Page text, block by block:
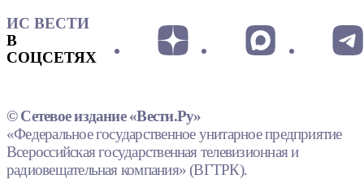
ИС ВЕСТИ
В
СОЦСЕТЯХ
© Сетевое издание «Вести.Ру»
«Федеральное государственное унитарное предприятие
Всероссийская государственная телевизионная и
радиовещательная компания» (ВГТРК).